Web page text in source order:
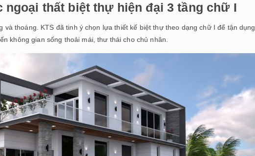
thất biệt thự hiện đại 3 tầng chữ I
thoáng. KTS đã tinh ý chọn lựa thiết kế biệt thự theo dạng chữ I để tận dụng
không gian sống thoải mái, thư thái cho chủ nhân.